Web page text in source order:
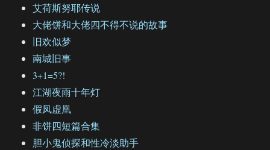
艾荷斯努耶传说
大佬饼和大佬四不得不说的故事
旧欢似梦
南城旧事
3+1=5?!
江湖夜雨十年灯
假凤虚凰
非饼四短篇合集
胆小鬼侦探和性冷淡助手